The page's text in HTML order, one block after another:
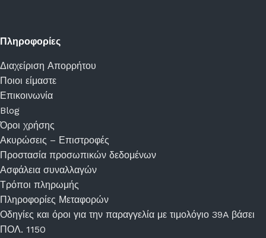
Πληροφορίες
Διαχείριση Απορρήτου
Ποιοι είμαστε
Επικοινωνία
Blog
Όροι χρήσης
Ακυρώσεις – Επιστροφές
Προστασία προσωπικών δεδομένων
Ασφάλεια συναλλαγών
Τρόποι πληρωμής
Πληροφορίες Μεταφορών
Οδηγίες και όροι για την παραγγελία με τιμολόγιο 39A βάσει
ΠΟΛ. 1150